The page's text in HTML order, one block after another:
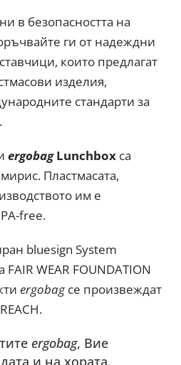
в безопасността на
ги от надеждни
които предлагат
изделия,
стандарти за
ergobagLunchbox са
Пластмасата,
им е
free.
bluesign System
WEAR FOUNDATION
ergobagсе произвеждат
ergobag, Вие